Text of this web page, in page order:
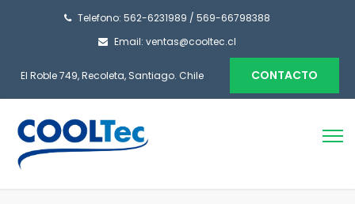
Telefono: 562-6231989 / 569-66798388
Email: ventas@cooltec.cl
El Roble 749, Recoleta, Santiago. Chile CONTACTO